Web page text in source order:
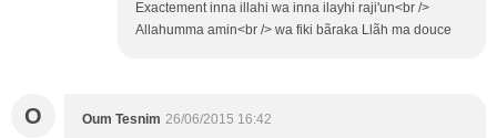
Exactement inna illahi wa inna ilayhi raji'un<br />
Allahumma amin<br /> wa fiki bãraka Llãh ma douce
O Oum Tesnim 26/06/2015 16:42